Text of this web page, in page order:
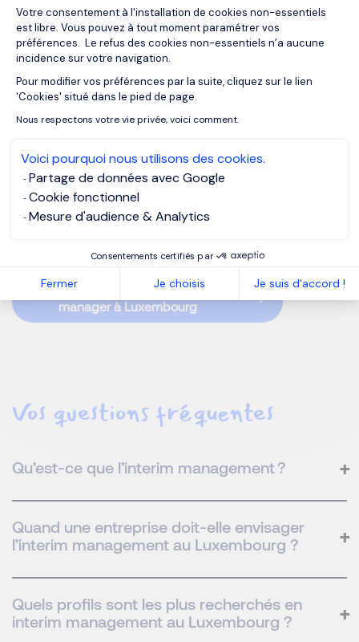
Votre consentement à l'installation de cookies non-essentiels
est libre. Vous pouvez à tout moment paramétrer vos
préférences. Le refus des cookies non-essentiels n’a aucune
incidence sur votre navigation.
Pour modifier vos préférences par la suite, cliquez sur le lien
'Cookies' situé dans le pied de page.
Nous respectons votre vie privée, voici comment.
Voici pourquoi nous utilisons des cookies.
Partage de données avec Google
Cookie fonctionnel
Mesure d'audience & Analytics
Consentements certifiés par
Fermer Je choisis Je suis d'accord !
Axeptio consent
ChezMorgan Philips Interim Management Luxembourg
nous accompagnons les entreprises de la place financière
et des secteurs clés dans la mobilisation rapide de
expérimentéscapables d’intervenir sur des enjeux
opérationnels, réglementaires ou de transformation.
Grâce à notre connaissance du marché luxembourgeois
et à notre réseau de managers de transition spécialisés
nous aidons nos clients à sécuriser leurs projets et assurer
la continuité de leurs activités avec agilité et pragmatisme.
Faire appel à un interim
manager à Luxembourg
Vos questions fréquentes
Qu’est-ce que l’interim management ?
Quand une entreprise doit-elle envisager
l’interim management au Luxembourg ?
Quels profils sont les plus recherchés en
interim management au Luxembourg ?